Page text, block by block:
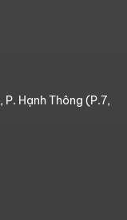
Hạnh Thông (P.7,